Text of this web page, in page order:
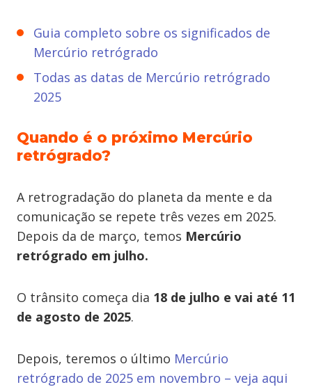
Guia completo sobre os significados de
Mercúrio retrógrado
Todas as datas de Mercúrio retrógrado
2025
Quando é o próximo Mercúrio
retrógrado?
A retrogradação do planeta da mente e da
comunicação se repete três vezes em 2025.
Depois da de março, temos Mercúrio
retrógrado em julho.
O trânsito começa dia 18 de julho e vai até 11
de agosto de 2025.
Depois, teremos o último Mercúrio
retrógrado de 2025 em novembro – veja aqui